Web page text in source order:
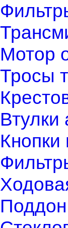
Мотор
Тросы
Втулки
Поддон